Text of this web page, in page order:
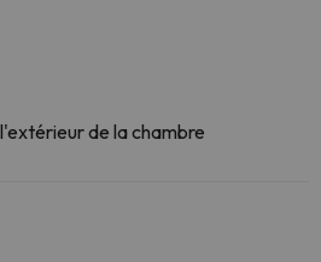
de la chambre